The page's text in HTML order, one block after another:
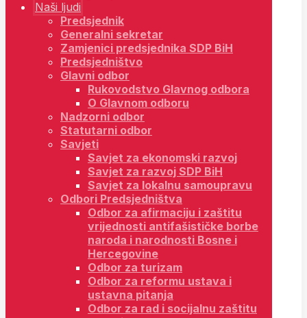
Naši ljudi
Predsjednik
Generalni sekretar
Zamjenici predsjednika SDP BiH
Predsjedništvo
Glavni odbor
Rukovodstvo Glavnog odbora
O Glavnom odboru
Nadzorni odbor
Statutarni odbor
Savjeti
Savjet za ekonomski razvoj
Savjet za razvoj SDP BiH
Savjet za lokalnu samoupravu
Odbori Predsjedništva
Odbor za afirmaciju i zaštitu
vrijednosti antifašističke borbe
naroda i narodnosti Bosne i
Hercegovine
Odbor za turizam
Odbor za reformu ustava i
ustavna pitanja
Odbor za rad i socijalnu zaštitu